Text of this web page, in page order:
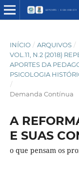
INÍCIO / ARQUIVOS /
VOL.11, N.2 (2018)
APORTES DA
PSICOLOGIA
/
Demanda Contínua
A
E SUAS
o que pensam os